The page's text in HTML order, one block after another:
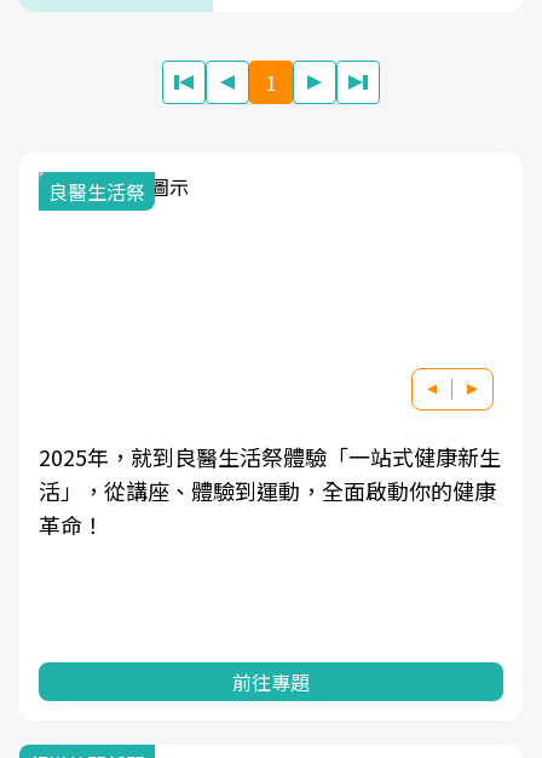
1
良醫生活祭
2025年，就到良醫生活祭體驗「一站式健康新生
活」，從講座、體驗到運動，全面啟動你的健康
革命！
前往專題